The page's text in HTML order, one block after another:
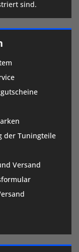
sind.
der Tuningteile
Versand